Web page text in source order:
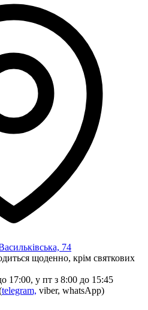
область
область
область
область
область
область
область
область
за контактування з
договорів
мову
для поліцейських"
жестовою мовою
74
щоденно, крім святкових
17:00, у пт з 8:00 до 15:45
telegram, viber, whatsApp)